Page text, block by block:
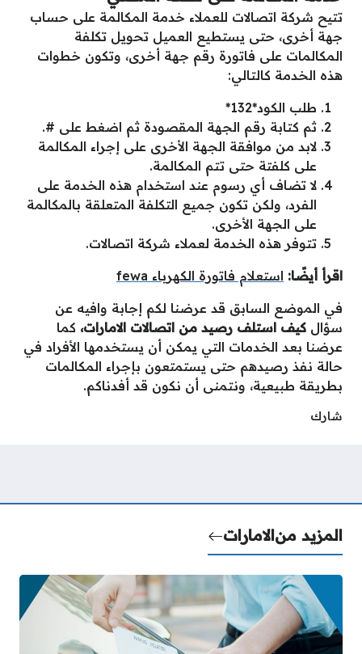
تتيح شركة اتصالات للعملاء خدمة المكالمة على حساب
جهة أخرى، حتى يستطيع العميل تحويل تكلفة
المكالمات على فاتورة رقم جهة أخرى، وتكون خطوات
هذه الخدمة كالتالي:
طلب الكود*132*
ثم كتابة رقم الجهة المقصودة ثم اضغط على #.
لابد من موافقة الجهة الأخرى على إجراء المكالمة
على كلفتة حتى تتم المكالمة.
لا تضاف أي رسوم عند استخدام هذه الخدمة على
الفرد، ولكن تكون جميع التكلفة المتعلقة بالمكالمة
على الجهة الأخرى.
تتوفر هذه الخدمة لعملاء شركة اتصالات.
اقرأ أيضًا: استعلام فاتورة الكهرباء fewa
في الموضع السابق قد عرضنا لكم إجابة وافيه عن
سؤال كيف استلف رصيد من اتصالات الامارات، كما
عرضنا بعد الخدمات التي يمكن أن يستخدمها الأفراد في
حالة نفذ رصيدهم حتى يستمتعون بإجراء المكالمات
بطريقة طبيعية، ونتمنى أن نكون قد أفدناكم.
شارك
المزيد منالامارات